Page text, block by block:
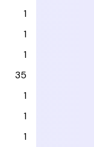
1
1
1
35
1
1
1